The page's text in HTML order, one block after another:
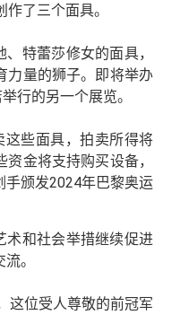
了三个面具。
特蕾莎修女的面具，
力量的狮子。即将举办
行的另一个展览。
这些面具，拍卖所得将
金将支持购买设备，
手颁发2024年巴黎奥运
术和社会举措继续促进
。
这位受人尊敬的前冠军